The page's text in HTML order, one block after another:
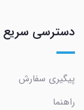
دسترسی سریع
پیگیری سفارش
راهنما